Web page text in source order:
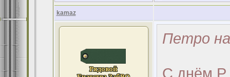
kamaz
Петро
С днём Р